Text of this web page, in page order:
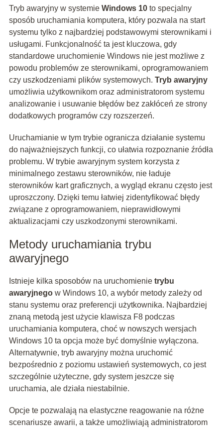
Tryb awaryjny w systemie Windows 10to specjalny
sposób uruchamiania komputera, który pozwala na start
systemu tylko z najbardziej podstawowymi sterownikami i
usługami. Funkcjonalność ta jest kluczowa, gdy
standardowe uruchomienie Windows nie jest możliwe z
powodu problemów ze sterownikami, oprogramowaniem
czy uszkodzeniami plików systemowych. Tryb awaryjny
umożliwia użytkownikom oraz administratorom systemu
analizowanie i usuwanie błędów bez zakłóceń ze strony
dodatkowych programów czy rozszerzeń.
Uruchamianie w tym trybie ogranicza działanie systemu
do najważniejszych funkcji, co ułatwia rozpoznanie źródła
problemu. W trybie awaryjnym system korzysta z
minimalnego zestawu sterowników, nie ładuje
sterowników kart graficznych, a wygląd ekranu często jest
uproszczony. Dzięki temu łatwiej zidentyfikować błędy
związane z oprogramowaniem, nieprawidłowymi
aktualizacjami czy uszkodzonymi sterownikami.
Metody uruchamiania trybu
awaryjnego
Istnieje kilka sposobów na uruchomienie trybu
awaryjnegow Windows 10, a wybór metody zależy od
stanu systemu oraz preferencji użytkownika. Najbardziej
znaną metodą jest użycie klawisza F8 podczas
uruchamiania komputera, choć w nowszych wersjach
Windows 10 ta opcja może być domyślnie wyłączona.
Alternatywnie, tryb awaryjny można uruchomić
bezpośrednio z poziomu ustawień systemowych, co jest
szczególnie użyteczne, gdy system jeszcze się
uruchamia, ale działa niestabilnie.
Opcje te pozwalają na elastyczne reagowanie na różne
scenariusze awarii, a także umożliwiają administratorom